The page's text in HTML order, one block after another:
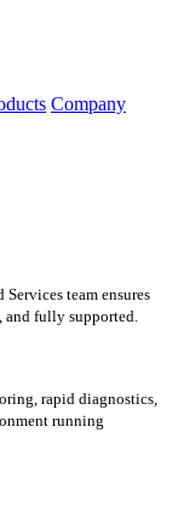
Company
team ensures
fully supported.
rapid diagnostics,
running